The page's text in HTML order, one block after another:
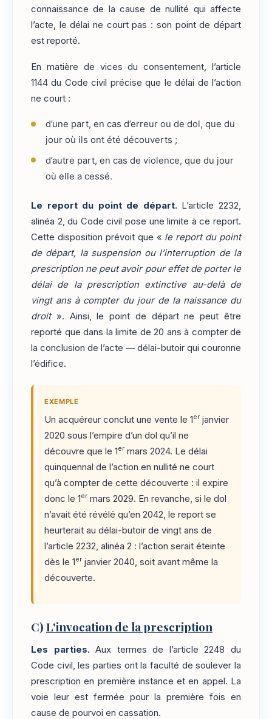
connaissance de la cause de nullité qui affecte
l’acte, le délai ne court pas : son point de départ
est reporté.
En matière de vices du consentement, l’article
1144 du Code civil précise que le délai de l’action
ne court :
d’une part, en cas d’erreur ou de dol, que du
jour où ils ont été découverts ;
d’autre part, en cas de violence, que du jour
où elle a cessé.
Le report du point de départ.L’article 2232,
alinéa 2, du Code civil pose une limite à ce report.
Cette disposition prévoit que « le report du point
de départ, la suspension ou l’interruption de la
prescription ne peut avoir pour effet de porter le
délai de la prescription extinctive au-delà de
vingt ans à compter du jour de la naissance du
droit». Ainsi, le point de départ ne peut être
reporté que dans la limite de 20 ans à compter de
la conclusion de l’acte — délai-butoir qui couronne
l’édifice.
EXEMPLE
Un acquéreur conclut une vente le 1er janvier
2020 sous l’empire d’un dol qu’il ne
découvre que le 1er mars 2024. Le délai
quinquennal de l’action en nullité ne court
qu’à compter de cette découverte : il expire
donc le 1er mars 2029. En revanche, si le dol
n’avait été révélé qu’en 2042, le report se
heurterait au délai-butoir de vingt ans de
l’article 2232, alinéa 2 : l’action serait éteinte
dès le 1er janvier 2040, soit avant même la
découverte.
C)L'invocation de la prescription
Les parties.Aux termes de l’article 2248 du
Code civil, les parties ont la faculté de soulever la
prescription en première instance et en appel. La
voie leur est fermée pour la première fois en
cause de pourvoi en cassation.